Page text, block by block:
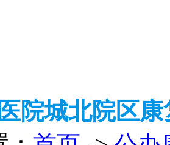
院城北院区康